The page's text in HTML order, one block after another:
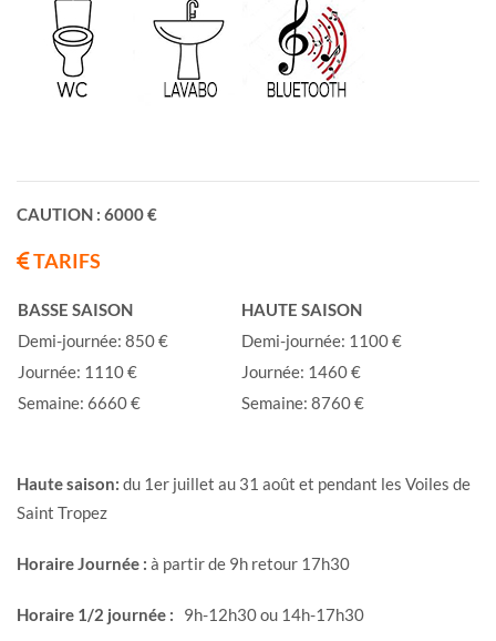
CAUTION : 6000 €
TARIFS
BASSE SAISON
HAUTE SAISON
Demi-journée: 850 €
Demi-journée: 1100 €
Journée: 1110 €
Journée: 1460 €
Semaine: 6660 €
Semaine: 8760 €
Haute saison: du 1er juillet au 31 août et pendant les Voiles de
Saint Tropez
Horaire Journée : à partir de 9h retour 17h30
Horaire 1/2 journée : 9h-12h30 ou 14h-17h30